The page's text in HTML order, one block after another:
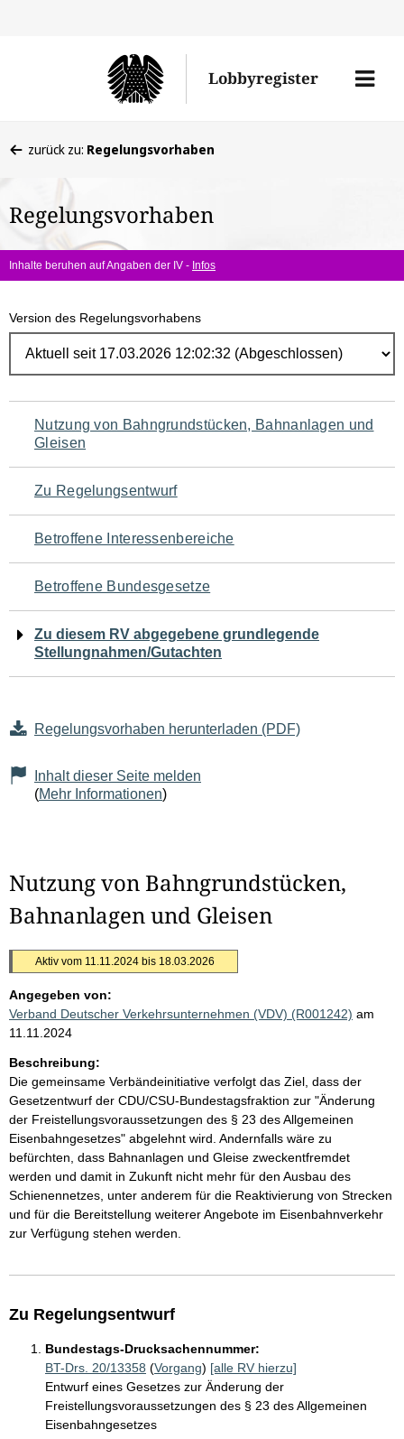
Lobbyregister
Menü
befinden
hier:
zurück zu: Regelungsvorhaben
Regelungsvorhaben
Inhalte beruhen auf Angaben der IV - Infos
Version des Regelungsvorhabens
Navigation
für
den
Seiteninhalt
Nutzung von Bahngrundstücken, Bahnanlagen und
Gleisen
Zu Regelungsentwurf
Betroffene Interessenbereiche
Betroffene Bundesgesetze
Zu diesem RV abgegebene grundlegende
Stellungnahmen/Gutachten
Regelungsvorhaben herunterladen (PDF)
Inhalt dieser Seite melden
(Mehr Informationen)
Nutzung von Bahngrundstücken,
Bahnanlagen und Gleisen
Aktiv vom 11.11.2024 bis 18.03.2026
Angegeben von:
Verband Deutscher Verkehrsunternehmen (VDV) (R001242) am
11.11.2024
Beschreibung:
Die gemeinsame Verbändeinitiative verfolgt das Ziel, dass der
Gesetzentwurf der CDU/CSU-Bundestagsfraktion zur "Änderung
der Freistellungsvoraussetzungen des § 23 des Allgemeinen
Eisenbahngesetzes" abgelehnt wird. Andernfalls wäre zu
befürchten, dass Bahnanlagen und Gleise zweckentfremdet
werden und damit in Zukunft nicht mehr für den Ausbau des
Schienennetzes, unter anderem für die Reaktivierung von Strecken
und für die Bereitstellung weiterer Angebote im Eisenbahnverkehr
zur Verfügung stehen werden.
Zu Regelungsentwurf
Bundestags-Drucksachennummer:
BT-Drs. 20/13358 (Vorgang) [alle RV hierzu]
Entwurf eines Gesetzes zur Änderung der
Freistellungsvoraussetzungen des § 23 des Allgemeinen
Eisenbahngesetzes